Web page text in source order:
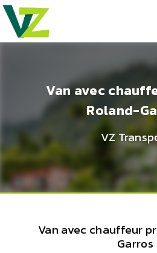
Van avec
Roland-
VZ
Van avec chauffeur
Garros
Panneau de gestion des cookies